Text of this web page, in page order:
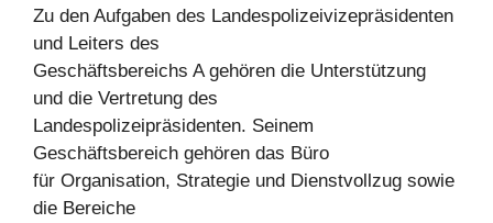
Zu den Aufgaben des Landespolizeivizepräsidenten
und Leiters des
Geschäftsbereichs A gehören die Unterstützung
und die Vertretung des
Landespolizeipräsidenten. Seinem
Geschäftsbereich gehören das Büro
für Organisation, Strategie und Dienstvollzug sowie
die Bereiche